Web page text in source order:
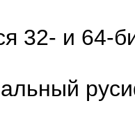
32- и 64-